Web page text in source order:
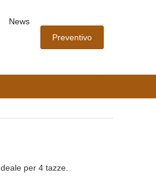
News
Preventivo
per 4 tazze.